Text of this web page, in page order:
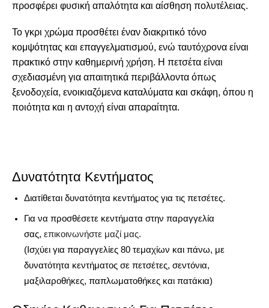
προσφέρει φυσική απαλότητα και αίσθηση πολυτέλειας.
Το γκρι χρώμα προσθέτει έναν διακριτικό τόνο
κομψότητας και επαγγελματισμού, ενώ ταυτόχρονα είναι
πρακτικό στην καθημερινή χρήση. Η πετσέτα είναι
σχεδιασμένη για απαιτητικά περιβάλλοντα όπως
ξενοδοχεία, ενοικιαζόμενα καταλύματα και σκάφη, όπου η
ποιότητα και η αντοχή είναι απαραίτητα.
Δυνατότητα Κεντήματος
Διατίθεται δυνατότητα κεντήματος για τις πετσέτες.
Για να προσθέσετε κεντήματα στην παραγγελία
σας, επικοινωνήστε μαζί μας.
(Ισχύει για παραγγελίες 80 τεμαχίων και πάνω, με
δυνατότητα κεντήματος σε πετσέτες, σεντόνια,
μαξιλαροθήκες, παπλωματοθήκες και πατάκια)